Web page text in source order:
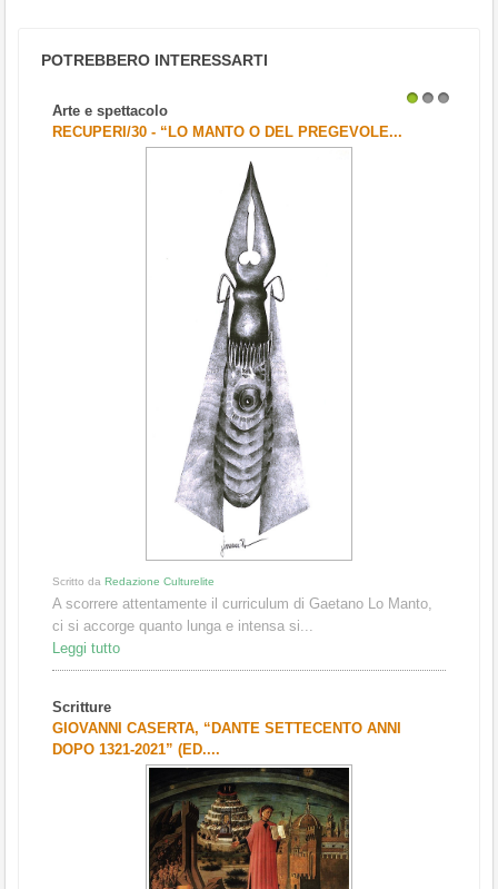
POTREBBERO INTERESSARTI
Arte e spettacolo
RECUPERI/30 - “LO MANTO O DEL PREGEVOLE...
Scritto da Redazione Culturelite
A scorrere attentamente il curriculum di Gaetano Lo Manto,
ci si accorge quanto lunga e intensa si...
Leggi tutto
Scritture
GIOVANNI CASERTA, “DANTE SETTECENTO ANNI
DOPO 1321-2021” (ED....